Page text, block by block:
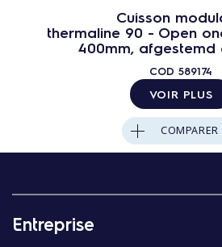
Cuisson
thermaline 90 - Open
400mm, afgestemd
COD 589174
VOIR PLUS
COMPARER
Entreprise